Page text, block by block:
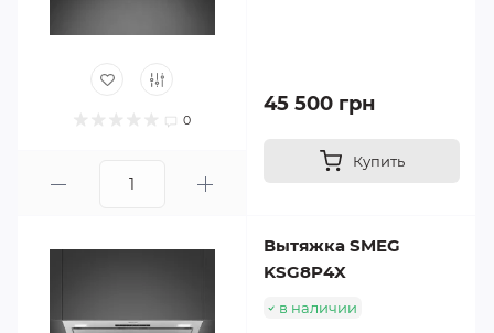
0
45 500 грн
Купить
Вытяжка SMEG
KSG8P4X
в наличии